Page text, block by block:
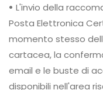
• L'invio della
Posta Elettronica
momento stesso della spedizione della
cartacea, la
email e le buste di